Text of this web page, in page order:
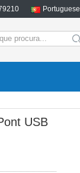
Portuguese
USB